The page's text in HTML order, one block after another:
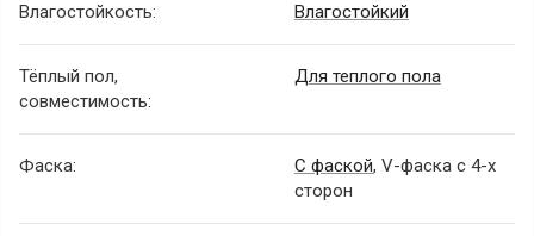
Влагостойкость: Влагостойкий
Тёплый пол,
совместимость:
Для теплого пола
Фаска: С фаской, V-фаска с 4-х
сторон